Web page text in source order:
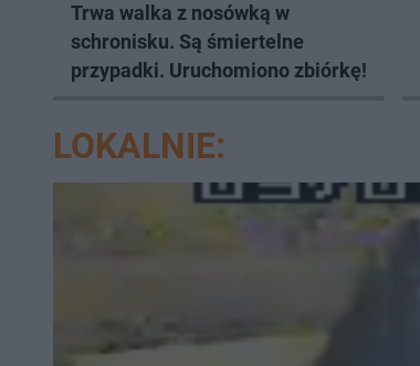
Trwa walka z nosówką w
schronisku. Są śmiertelne
przypadki. Uruchomiono zbiórkę!
LOKALNIE: